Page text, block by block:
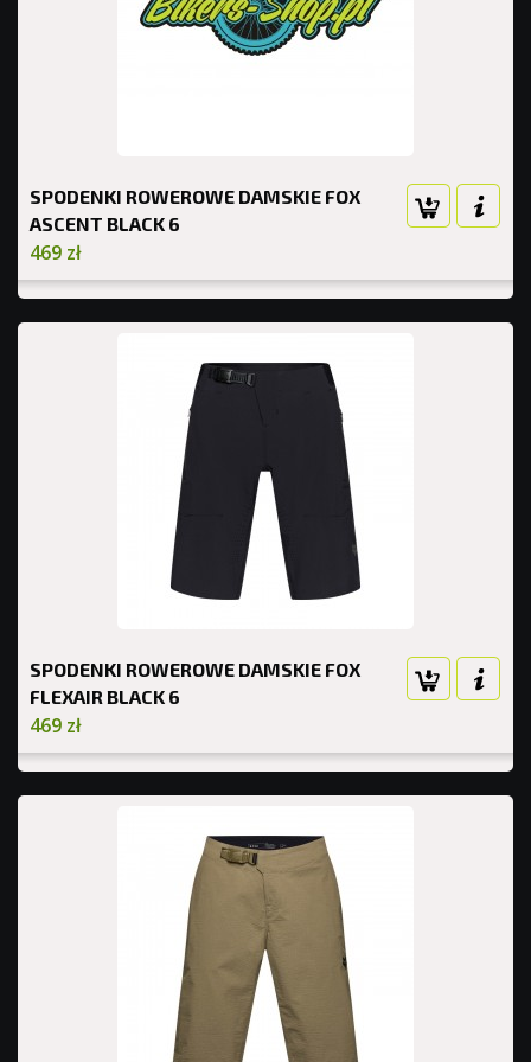
SPODENKI ROWEROWE DAMSKIE FOX
ASCENT BLACK 6
469 zł
SPODENKI ROWEROWE DAMSKIE FOX
FLEXAIR BLACK 6
469 zł